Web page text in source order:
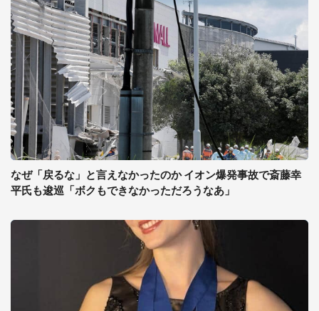
なぜ「戻るな」と言えなかったのか イオン爆発事故で斎藤幸
平氏も逡巡「ボクもできなかっただろうなあ」